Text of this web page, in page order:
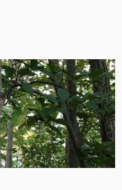
内
直
彦
–”の